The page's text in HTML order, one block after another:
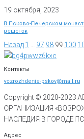
19 октября, 2023
В Псково-Печерском
решеток
Назад 1 97 98 99 100
Контакты
vozrozhdenie-pskov@mail.ru
Copyright © 2020-2023
ОРГАНИЗАЦИЯ
НАСЛЕДИЯ В ГОРОДЕ
Адрес